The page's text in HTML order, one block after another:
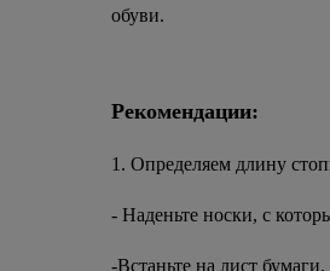
обуви.
Рекомендации:
1. Определяем длину
- Наденьте носки, с
-Встаньте на лист